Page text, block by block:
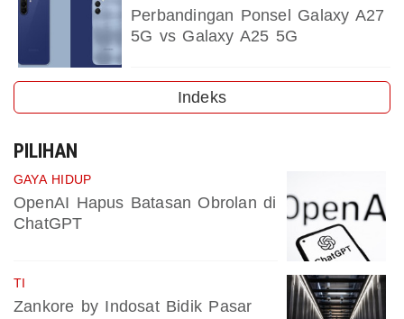
Perbandingan Ponsel Galaxy A27
5G vs Galaxy A25 5G
Indeks
PILIHAN
GAYA HIDUP
OpenAI Hapus Batasan Obrolan di
ChatGPT
TI
Zankore by Indosat Bidik Pasar